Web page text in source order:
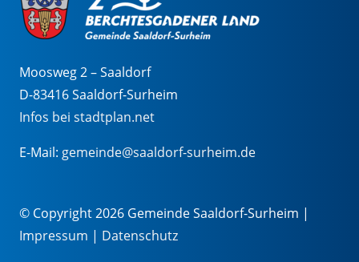
Moosweg 2 – Saaldorf
D-83416 Saaldorf-Surheim
Infos bei stadtplan.net
E-Mail: gemeinde@saaldorf-surheim.de
© Copyright 2026 Gemeinde Saaldorf-Surheim |
Impressum | Datenschutz